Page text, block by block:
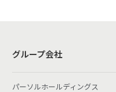
グループ会社
パーソルホールディングス